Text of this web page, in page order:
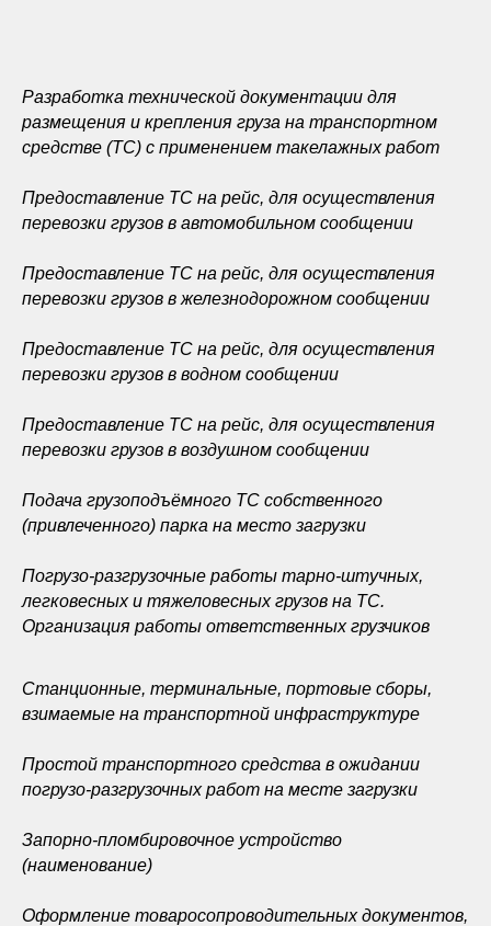
Разработка технической документации для
размещения и крепления груза на транспортном
средстве (ТС) с применением такелажных работ
Предоставление ТС на рейс, для осуществления
перевозки грузов в автомобильном сообщении
Предоставление ТС на рейс, для осуществления
перевозки грузов в железнодорожном сообщении
Предоставление ТС на рейс, для осуществления
перевозки грузов в водном сообщении
Предоставление ТС на рейс, для осуществления
перевозки грузов в воздушном сообщении
Подача грузоподъёмного ТС собственного
(привлеченного) парка на место загрузки
Погрузо-разгрузочные работы тарно-штучных,
легковесных и тяжеловесных грузов на ТС.
Организация работы ответственных грузчиков
Станционные, терминальные, портовые сборы,
взимаемые на транспортной инфраструктуре
Простой транспортного средства в ожидании
погрузо-разгрузочных работ на месте загрузки
Запорно-пломбировочное устройство
(наименование)
Оформление товаросопроводительных документов,